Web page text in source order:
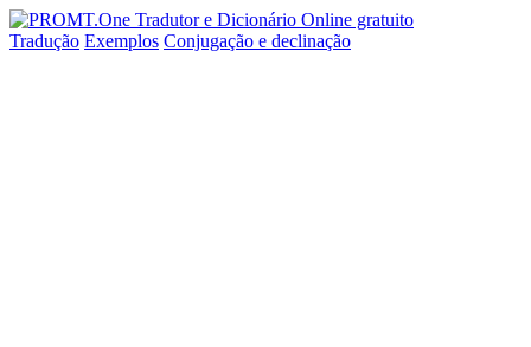
Tradução Exemplos Conjugação e declinação